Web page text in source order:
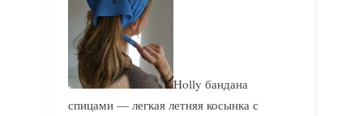
Holly бандана
спицами — легкая летняя косынка с